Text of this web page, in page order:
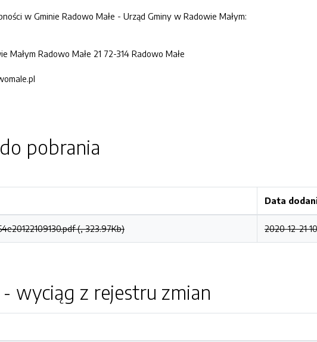
w Gminie Radowo Małe - Urząd Gminy w Radowie Małym:
Małym Radowo Małe 21 72-314 Radowo Małe
pobrania
Data
(, 323.97Kb) 2020-12-21
wyciąg z rejestru zmian